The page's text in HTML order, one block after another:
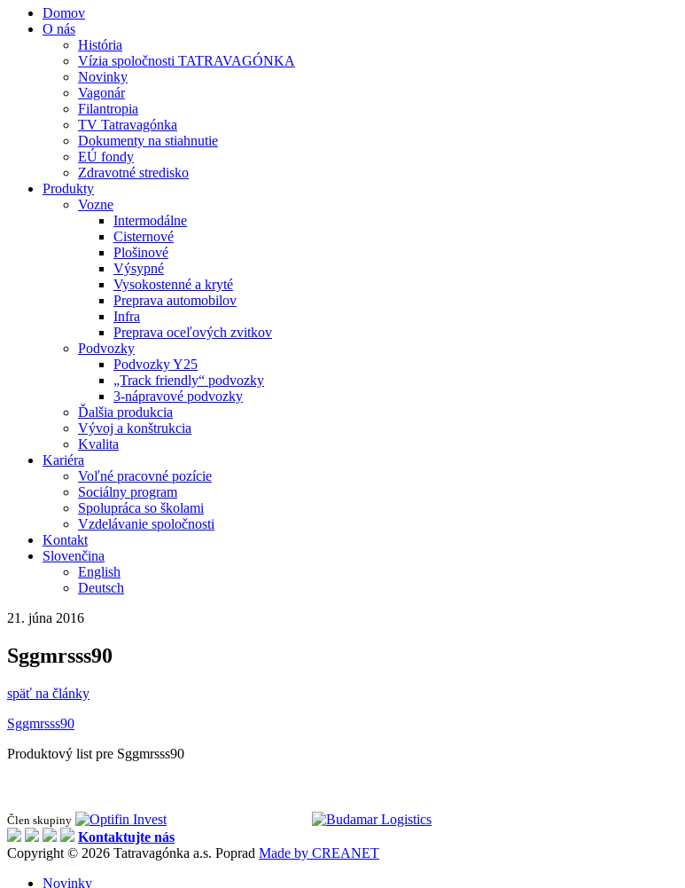
Domov
O nás
História
Vízia spoločnosti TATRAVAGÓNKA
Novinky
Vagonár
Filantropia
TV Tatravagónka
Dokumenty na stiahnutie
EÚ fondy
Zdravotné stredisko
Produkty
Vozne
Intermodálne
Cisternové
Plošinové
Výsypné
Vysokostenné a kryté
Preprava automobilov
Infra
Preprava oceľových zvitkov
Podvozky
Podvozky Y25
„Track friendly“ podvozky
3-nápravové podvozky
Ďalšia produkcia
Vývoj a konštrukcia
Kvalita
Kariéra
Voľné pracovné pozície
Sociálny program
Spolupráca so školami
Vzdelávanie spoločnosti
Kontakt
Slovenčina
English
Deutsch
21. júna 2016
Sggmrsss90
späť na články
Sggmrsss90
Produktový list pre Sggmrsss90
Člen skupiny
Kontaktujte nás
Copyright © 2026 Tatravagónka a.s. Poprad Made by CREANET
Novinky